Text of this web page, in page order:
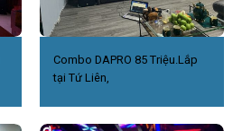
Combo DAPRO 85 Triệu.Lắp
tại Tứ Liên,